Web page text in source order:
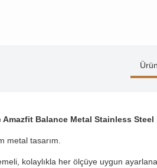
Amazfit Balance Metal Stainless
metal tasarım.
kolaylıkla her ölçüye uygun